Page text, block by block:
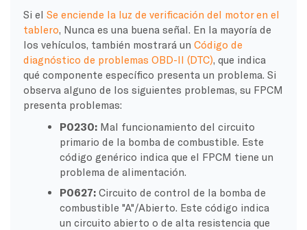
Si el Se enciende la luz de verificación del motor en el
tablero , Nunca es una buena señal. En la mayoría de
los vehículos, también mostrará un Código de
diagnóstico de problemas OBD-II (DTC) , que indica
qué componente específico presenta un problema. Si
observa alguno de los siguientes problemas, su FPCM
presenta problemas:
P0230: Mal funcionamiento del circuito
primario de la bomba de combustible. Este
código genérico indica que el FPCM tiene un
problema de alimentación.
P0627: Circuito de control de la bomba de
combustible "A"/Abierto. Este código indica
un circuito abierto o de alta resistencia que